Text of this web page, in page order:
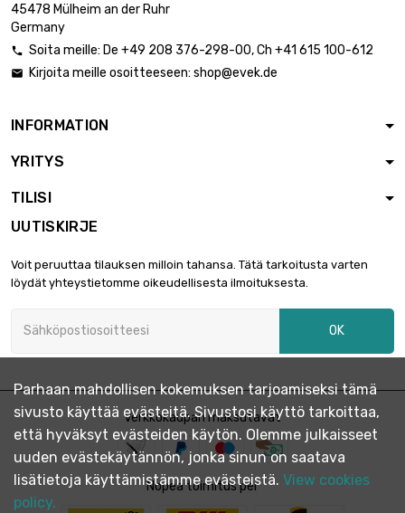
45478 Mülheim an der Ruhr
Germany
 Soita meille: De +49 208 376-298-00, Ch +41 615 100-612
 Kirjoita meille osoitteeseen: shop@evek.de
INFORMATION
YRITYS
TILISI
UUTISKIRJE
Voit peruuttaa tilauksen milloin tahansa. Tätä tarkoitusta varten
löydät yhteystietomme oikeudellisesta ilmoituksesta.
OK
Verkkokaupan maksutavat
Nopea toimitus per
Parhaan mahdollisen kokemuksen tarjoamiseksi tämä
sivusto käyttää evästeitä. Sivustosi käyttö tarkoittaa,
että hyväksyt evästeiden käytön. Olemme julkaisseet
uuden evästekäytännön, jonka sinun on saatava
lisätietoja käyttämistämme evästeistä. View cookies
policy.